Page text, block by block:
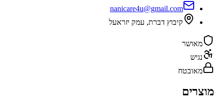
nanicare4u@gmail.com
קיבוץ דברת,עמק יזראעל
מאושר
נגיש
מאובטח
מוצרים